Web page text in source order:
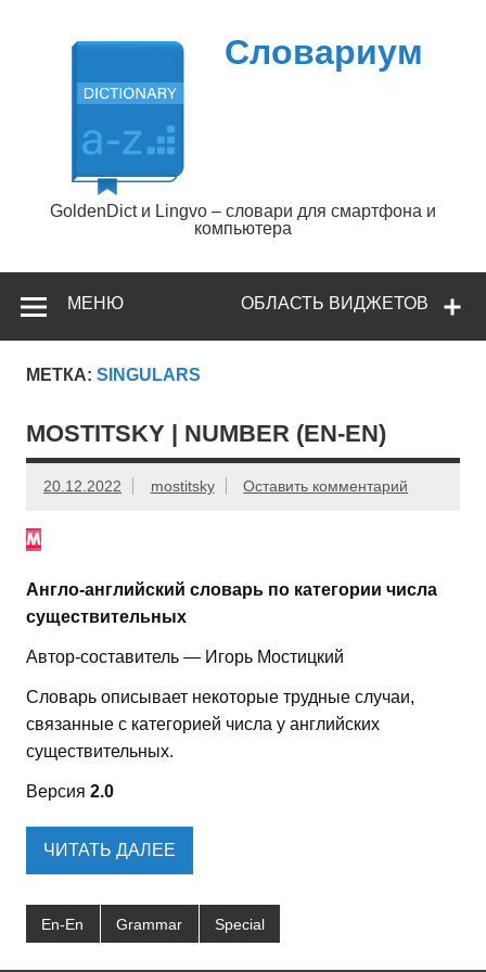
содержимому
Словариум
GoldenDict и Lingvo – словари для смартфона и
компьютера
ОБЛАСТЬ ВИДЖЕТОВ
МЕНЮ
МЕТКА: SINGULARS
MOSTITSKY | NUMBER (EN-EN)
20.12.2022 mostitsky Оставить комментарий
Англо-английский словарь по категории числа
существительных
Автор-составитель — Игорь Мостицкий
Словарь описывает некоторые трудные случаи,
связанные с категорией числа у английских
существительных.
Версия 2.0
ЧИТАТЬ ДАЛЕЕ
En-En Grammar Special